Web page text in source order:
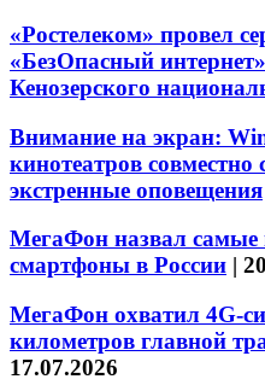
«Ростелеком» провел
«БезОпасный
Кенозерского
Внимание на экран:
кинотеатров
экстренные оповещения
МегаФон назвал самые
смартфоны в России |
МегаФон охватил 4G-
километров главной
17.07.2026